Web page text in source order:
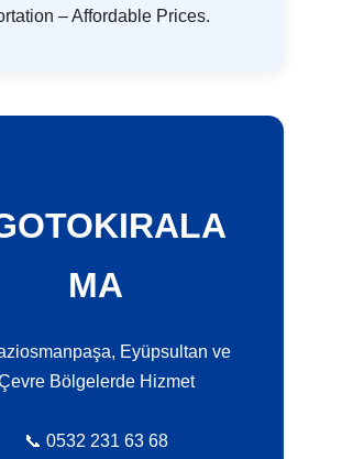
– Affordable Prices.
MA
Eyüpsultan ve
Bölgelerde Hizmet
📞 0532 231 63 68